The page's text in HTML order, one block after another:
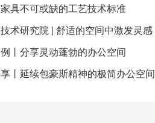
具不可或缺的工艺技术标准
术研究院 | 舒适的空间中激发灵感
丨分享灵动蓬勃的办公空间
丨延续包豪斯精神的极简办公空间